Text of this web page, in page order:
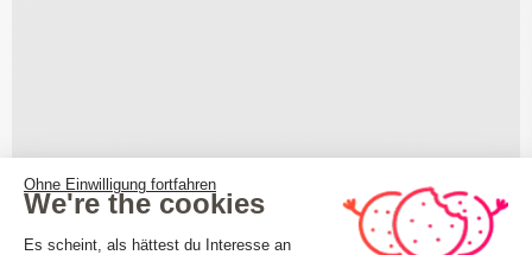
Ohne Einwilligung fortfahren
We're the cookies
Einwilligungsmanagementplattform:
Es scheint, als hättest du Interesse an